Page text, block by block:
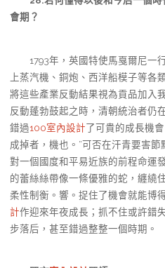
會期？
1793年，英國特使馬戛爾尼一
上蒸汽機、銅炮、西洋船模子等各
將這些產業反動結果視為貢品加入
反動蓬勃鼓起之時，清朝統治者仍
錯過100室內設計了可貴的成長機
成掉者，機也。”可否在汗青要害
對一個國度和平易近族的前程命運
的蕾絲絲帶像一條優雅的蛇，纏繞
柔性制衡。響。捉住了機會就能博
計作迎來年夜成長；抓不住或許錯
步落后，甚至錯過整整一個時期。